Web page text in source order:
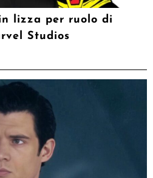
lizza per ruolo di
Studios